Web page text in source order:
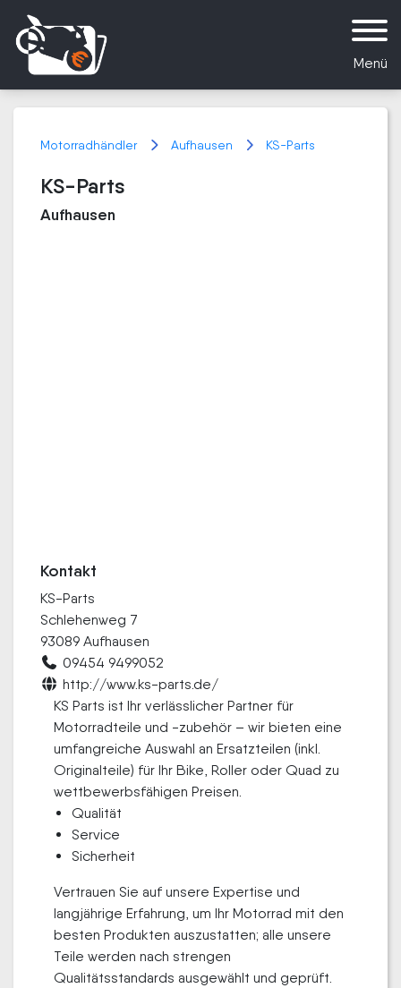
Menü
Motorradhändler Aufhausen KS-Parts
KS-Parts
Aufhausen
Kontakt
KS-Parts
Schlehenweg 7
93089 Aufhausen
09454 9499052
http://www.ks-parts.de/
KS Parts ist Ihr verlässlicher Partner für
Motorradteile und -zubehör – wir bieten eine
umfangreiche Auswahl an Ersatzteilen (inkl.
Originalteile) für Ihr Bike, Roller oder Quad zu
wettbewerbsfähigen Preisen.
Qualität
Service
Sicherheit
Vertrauen Sie auf unsere Expertise und
langjährige Erfahrung, um Ihr Motorrad mit den
besten Produkten auszustatten; alle unsere
Teile werden nach strengen
Qualitätsstandards ausgewählt und geprüft.